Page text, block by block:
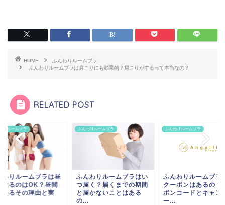
HOME
ふんわりルームブラ
ふんわりルームブラは肩こりにも効果的？肩こりがするって本当なの？
RELATED POST
りルームブラ
わりルームブラは昼
けるのはOK？昼間
えるその理由と実
ふんわりルームブラ
ふんわりルームブラはい
つ届く？届くまでの期間
と届かないことはある
の...
ふんわりルームブラ
ふんわりルームブラ
クーポンはあるの？
ポンコードとキャン
ー...